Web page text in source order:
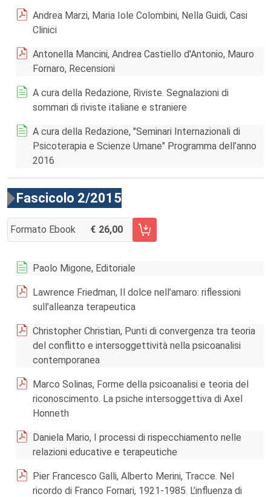
Andrea Marzi, Maria Iole Colombini, Nella Guidi, Casi
Clinici
Antonella Mancini, Andrea Castiello d'Antonio, Mauro
Fornaro, Recensioni
A cura della Redazione, Riviste. Segnalazioni di
sommari di riviste italiane e straniere
A cura della Redazione, "Seminari Internazionali di
Psicoterapia e Scienze Umane" Programma dell’anno
2016
Fascicolo 2/2015
Formato Ebook 26,00
AGGIUNGI AL CARRELLO FASCICOLO 2/2015
Paolo Migone, Editoriale
Lawrence Friedman, Il dolce nell’amaro: riflessioni
sull’alleanza terapeutica
Christopher Christian, Punti di convergenza tra teoria
del conflitto e intersoggettività nella psicoanalisi
contemporanea
Marco Solinas, Forme della psicoanalisi e teoria del
riconoscimento. La psiche intersoggettiva di Axel
Honneth
Daniela Mario, I processi di rispecchiamento nelle
relazioni educative e terapeutiche
Pier Francesco Galli, Alberto Merini, Tracce. Nel
ricordo di Franco Fornari, 1921-1985. L’influenza di